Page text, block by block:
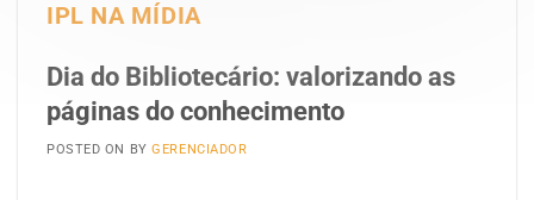
IPL NA MÍDIA
Dia do Bibliotecário: valorizando as
páginas do conhecimento
POSTED ON BYGERENCIADOR